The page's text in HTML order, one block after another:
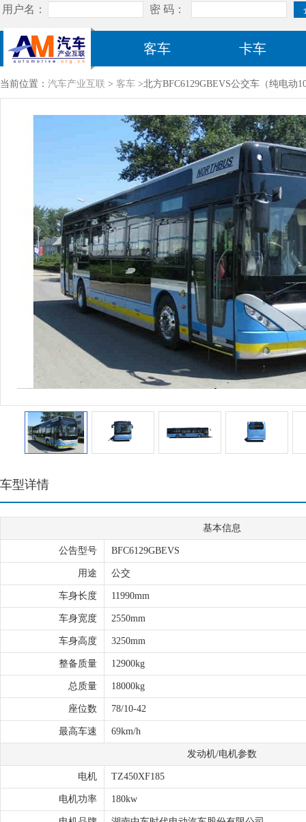
客车 卡车
当前位置： 汽车产业互联 > 客车 >北方BFC6129GBEVS公交车（纯电动
车型详情
基本信息
公告型号 BFC6129GBEVS
用途 公交
车身长度 11990mm
车身宽度 2550mm
车身高度 3250mm
整备质量 12900kg
总质量 18000kg
座位数 78/10-42
最高车速 69km/h
发动机/电机参数
电机 TZ450XF185
电机功率 180kw